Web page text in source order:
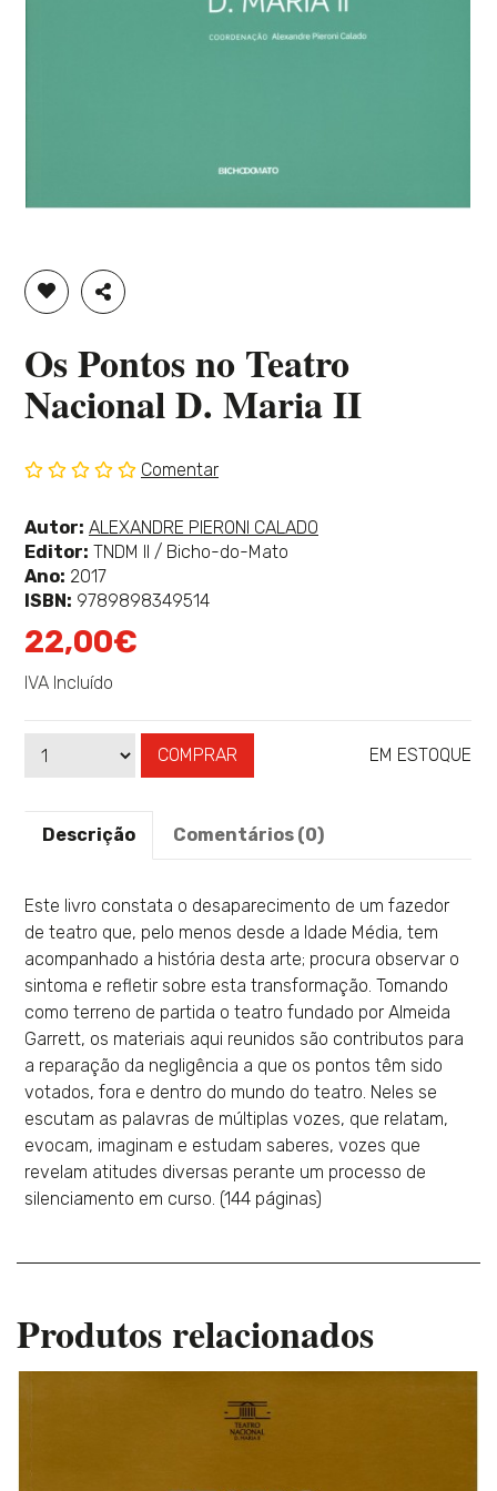
ADICIONAR À LISTA DE DESEJOS
PARTILHAR
Os Pontos no Teatro
Nacional D. Maria II
classificação
Comentar
Autor: Ver
mais
sobre
ALEXANDRE PIERONI CALADO
Editor: TNDM II / Bicho-do-Mato
Ano: 2017
ISBN: 9789898349514
22,00€
IVA Incluído
Qtd COMPRAR
Disponibilidade: EM ESTOQUE
Descrição Comentários (0)
Este livro constata o desaparecimento de um fazedor
de teatro que, pelo menos desde a Idade Média, tem
acompanhado a história desta arte; procura observar o
sintoma e refletir sobre esta transformação. Tomando
como terreno de partida o teatro fundado por Almeida
Garrett, os materiais aqui reunidos são contributos para
a reparação da negligência a que os pontos têm sido
votados, fora e dentro do mundo do teatro. Neles se
escutam as palavras de múltiplas vozes, que relatam,
evocam, imaginam e estudam saberes, vozes que
revelam atitudes diversas perante um processo de
silenciamento em curso. (144 páginas)
Produtos relacionados